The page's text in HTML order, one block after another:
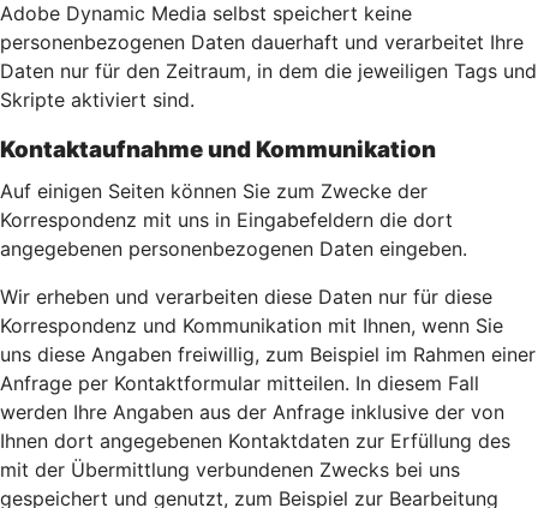
Adobe Dynamic Media selbst speichert keine
personenbezogenen Daten dauerhaft und verarbeitet Ihre
Daten nur für den Zeitraum, in dem die jeweiligen Tags und
Skripte aktiviert sind.
Kontaktaufnahme und Kommunikation
Auf einigen Seiten können Sie zum Zwecke der
Korrespondenz mit uns in Eingabefeldern die dort
angegebenen personenbezogenen Daten eingeben.
Wir erheben und verarbeiten diese Daten nur für diese
Korrespondenz und Kommunikation mit Ihnen, wenn Sie
uns diese Angaben freiwillig, zum Beispiel im Rahmen einer
Anfrage per Kontaktformular mitteilen. In diesem Fall
werden Ihre Angaben aus der Anfrage inklusive der von
Ihnen dort angegebenen Kontaktdaten zur Erfüllung des
mit der Übermittlung verbundenen Zwecks bei uns
gespeichert und genutzt, zum Beispiel zur Bearbeitung